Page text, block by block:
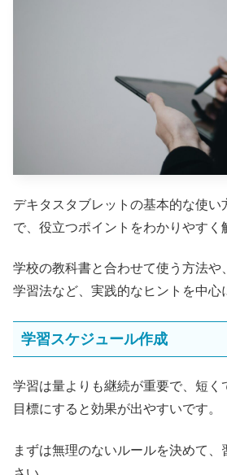
デキタスタブレットの基本的な使い
で、役立つポイントをわかりやすく
学校の教科書と合わせて使う方法や
学習法など、実践的なヒントを中心
学習スケジュール作成
学習は量よりも継続が重要で、短く
目標にすると効果が出やすいです。
まずは無理のないルールを決めて